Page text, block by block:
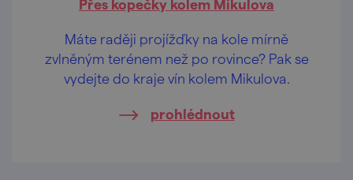
Máte raději projížďky na kole mírně
zvlněným terénem než po rovince? Pak se
vydejte do kraje vín kolem Mikulova.
prohlédnout